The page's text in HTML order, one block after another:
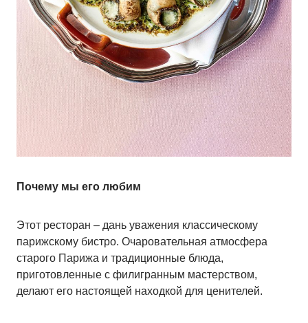
Почему мы его любим
Этот ресторан – дань уважения классическому
парижскому бистро. Очаровательная атмосфера
старого Парижа и традиционные блюда,
приготовленные с филигранным мастерством,
делают его настоящей находкой для ценителей.